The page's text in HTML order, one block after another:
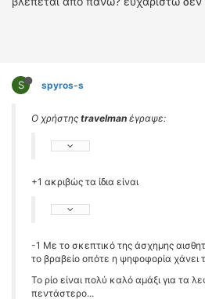
S spyros-s
Ο χρήστης travelman έγραψε:
+1 ακριβώς τα ίδια είναι
-1 Με το σκεπτικό της άσχημης
το βραβείο οπότε η ψηφοφορία χάνει
Το ρίο είναι πολύ καλό αμάξι για τα
πεντάστερο...